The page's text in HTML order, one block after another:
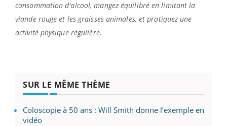
consommation d'alcool, mangez équilibré en limitant la
viande rouge et les graisses animales, et pratiquez une
activité physique régulière.
SUR LE MÊME THÈME
Coloscopie à 50 ans : Will Smith donne l’exemple en
vidéo